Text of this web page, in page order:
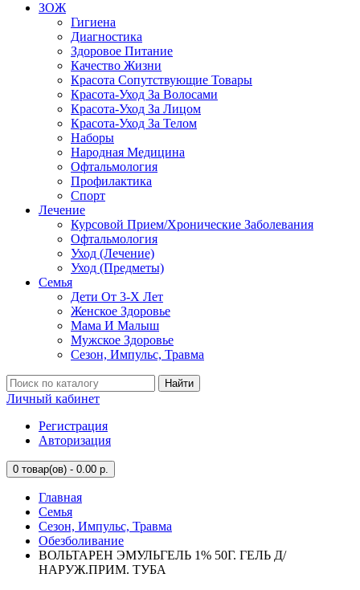
ЗОЖ
Гигиена
Диагностика
Здоровое Питание
Качество Жизни
Красота Сопутствующие Товары
Красота-Уход За Волосами
Красота-Уход За Лицом
Красота-Уход За Телом
Наборы
Народная Медицина
Офтальмология
Профилактика
Спорт
Лечение
Курсовой Прием/Хронические Заболевания
Офтальмология
Уход (Лечение)
Уход (Предметы)
Семья
Дети От 3-Х Лет
Женское Здоровье
Мама И Малыш
Мужское Здоровье
Сезон, Импульс, Травма
Найти
Личный кабинет
Регистрация
Авторизация
0 товар(ов) - 0.00 р.
Главная
Семья
Сезон, Импульс, Травма
Обезболивание
ВОЛЬТАРЕН ЭМУЛЬГЕЛЬ 1% 50Г. ГЕЛЬ Д/
НАРУЖ.ПРИМ. ТУБА